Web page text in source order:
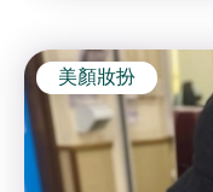
服務單位及聯
美顏妝扮